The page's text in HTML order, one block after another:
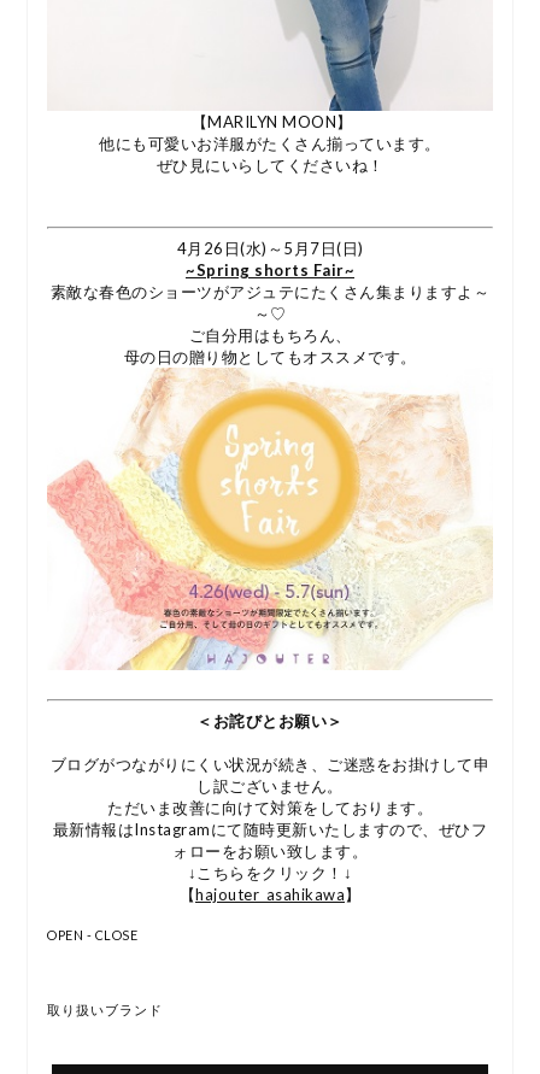
【MARILYN MOON】
他にも可愛いお洋服がたくさん揃っています。
ぜひ見にいらしてくださいね！
4月26日(水)～5月7日(日)
~Spring shorts Fair~
素敵な春色のショーツがアジュテにたくさん集まりますよ～
～♡
ご自分用はもちろん、
母の日の贈り物としてもオススメです。
＜お詫びとお願い＞
ブログがつながりにくい状況が続き、ご迷惑をお掛けして申
し訳ございません。
ただいま改善に向けて対策をしております。
最新情報はInstagramにて随時更新いたしますので、ぜひフ
ォローをお願い致します。
↓こちらをクリック！↓
【hajouter_asahikawa】
OPEN - CLOSE
取り扱いブランド